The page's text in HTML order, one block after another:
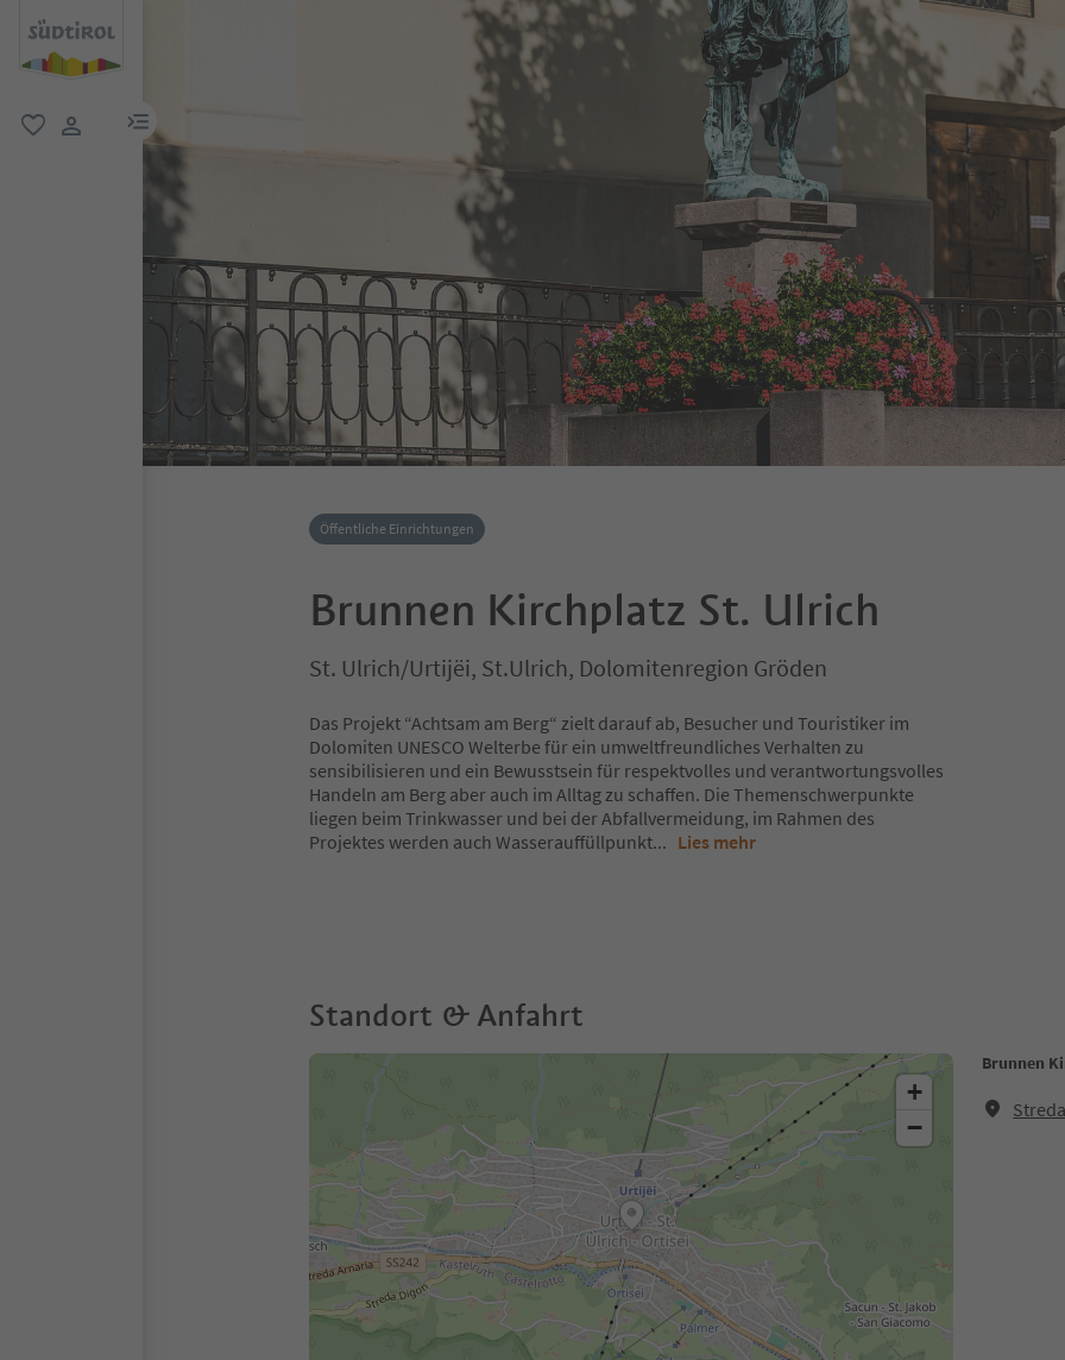
menu link
Öffentliche Einrichtungen
Brunnen Kirchplatz St. Ulrich
St. Ulrich/Urtijëi, St.Ulrich, Dolomitenregion Gröden
Das Projekt “Achtsam am Berg“ zielt darauf ab, Besucher und Touristiker im
Dolomiten UNESCO Welterbe für ein umweltfreundliches Verhalten zu
sensibilisieren und ein Bewusstsein für respektvolles und verantwortungsvolles
Handeln am Berg aber auch im Alltag zu schaffen. Die Themenschwerpunkte
liegen beim Trinkwasser und bei der Abfallvermeidung, im Rahmen des
Projektes werden auch Wasserauffüllpunkt... Lies mehr
Standort & Anfahrt
Brunnen
+
−